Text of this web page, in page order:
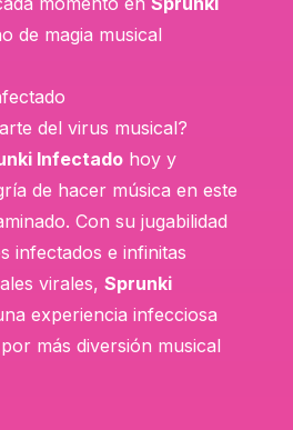
de magia musical
del virus musical?
Infectado hoy y
de hacer música en este
Con su jugabilidad
infectados e infinitas
virales, Sprunki
experiencia infecciosa
más diversión musical